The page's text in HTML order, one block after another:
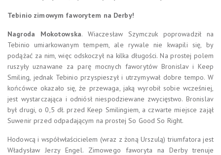
Tebinio zimowym faworytem na Derby!
Nagroda Mokotowska. Wiaczesław Szymczuk poprowadził na
Tebinio umiarkowanym tempem, ale rywale nie kwapili się, by
podążać za nim, więc odskoczył na kilka długości. Na prostej polem
ruszyły uznawane za parę mocnych faworytów Bronislav i Keep
Smiling, jednak Tebinio przyspieszył i utrzymywał dobre tempo. W
końcówce okazało się, że przewaga, jaką wyrobił sobie wcześniej,
jest wystarczająca i odniósł niespodziewane zwycięstwo. Bronislav
był drugi, o 0,5 dł. przed Keep Smilingiem, a czwarte miejsce zajął
Suwenir przed odpadającym na prostej So Good So Right.
Hodowcą i współwłaścicielem (wraz z żoną Urszulą) triumfatora jest
Władysław Jerzy Engel. Zimowego faworyta na Derby trenuje